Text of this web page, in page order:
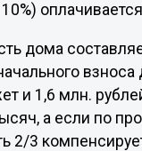
дома
и 1,6 млн.
а если по
2/3